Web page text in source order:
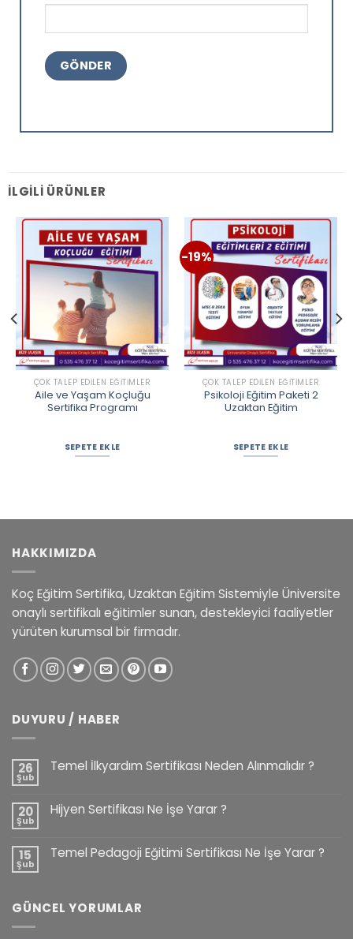
İLGILI ÜRÜNLER
ÇOK TALEP EDILEN EĞITIMLER
Aile ve Yaşam Koçluğu
Sertifika Programı
SEPETE EKLE
-19%
ÇOK TALEP EDILEN EĞITIMLER
Psikoloji Eğitim Paketi 2
Uzaktan Eğitim
SEPETE EKLE
HAKKIMIZDA
Koç Eğitim Sertifika, Uzaktan Eğitim Sistemiyle Üniversite
onaylı sertifikalı eğitimler sunan, destekleyici faaliyetler
yürüten kurumsal bir firmadır.
DUYURU / HABER
26
Şub
Temel İlkyardım Sertifikası Neden Alınmalıdır ?
20
Şub
Hijyen Sertifikası Ne İşe Yarar ?
15
Şub
Temel Pedagoji Eğitimi Sertifikası Ne İşe Yarar ?
GÜNCEL YORUMLAR